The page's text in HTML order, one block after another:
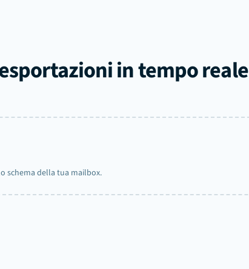
in tempo reale
schema della tua mailbox.